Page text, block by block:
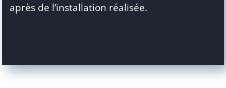
après de l’installation réalisée.